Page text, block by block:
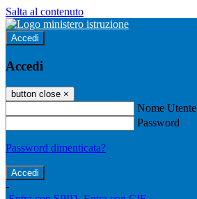
Salta al contenuto
Accedi
Accedi
button close ×
Nome Utente
Password
Password dimenticata?
-